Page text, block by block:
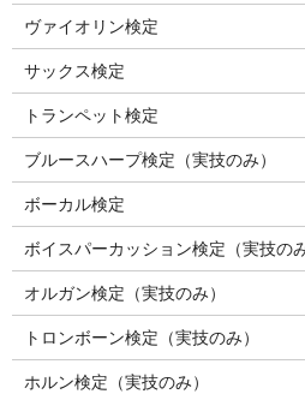
ヴァイオリン検定
サックス検定
トランペット検定
ブルースハープ検定（実技のみ）
ボーカル検定
ボイスパーカッション検定（実技のみ
オルガン検定（実技のみ）
トロンボーン検定（実技のみ）
ホルン検定（実技のみ）